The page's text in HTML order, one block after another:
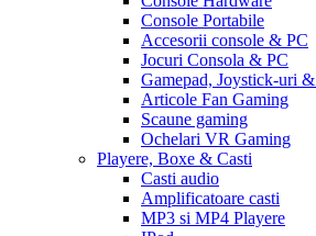
Console Portabile
Accesorii console & PC
Jocuri Consola & PC
Gamepad, Joystick-uri
Articole Fan Gaming
Scaune gaming
Ochelari VR Gaming
Playere, Boxe & Casti
Casti audio
Amplificatoare casti
MP3 si MP4 Playere